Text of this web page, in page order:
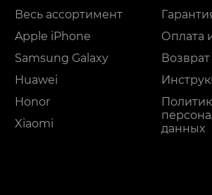
Весь ассортимент
Apple iPhone
Samsung Galaxy
Huawei
Honor
Xiaomi
Оплата
данных